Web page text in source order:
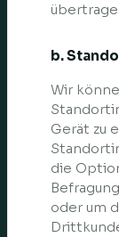
b.
Wir
Gerät zu
die
oder um